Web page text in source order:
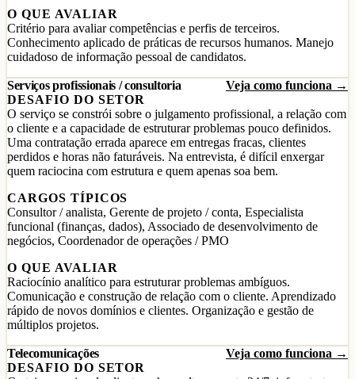
O QUE AVALIAR
Critério para avaliar competências e perfis de terceiros.
Conhecimento aplicado de práticas de recursos humanos. Manejo
cuidadoso de informação pessoal de candidatos.
Serviços profissionais / consultoria
Veja como funciona →
DESAFIO DO SETOR
O serviço se constrói sobre o julgamento profissional, a relação com
o cliente e a capacidade de estruturar problemas pouco definidos.
Uma contratação errada aparece em entregas fracas, clientes
perdidos e horas não faturáveis. Na entrevista, é difícil enxergar
quem raciocina com estrutura e quem apenas soa bem.
CARGOS TÍPICOS
Consultor / analista, Gerente de projeto / conta, Especialista
funcional (finanças, dados), Associado de desenvolvimento de
negócios, Coordenador de operações / PMO
O QUE AVALIAR
Raciocínio analítico para estruturar problemas ambíguos.
Comunicação e construção de relação com o cliente. Aprendizado
rápido de novos domínios e clientes. Organização e gestão de
múltiplos projetos.
Telecomunicações
Veja como funciona →
DESAFIO DO SETOR